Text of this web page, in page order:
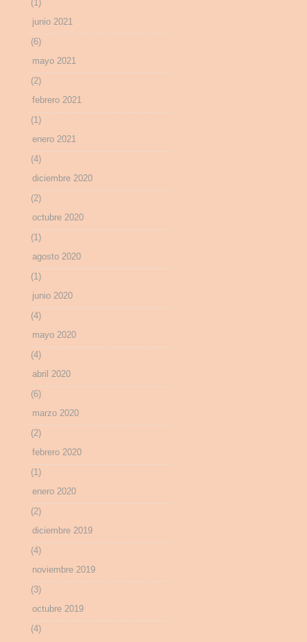
(1)
junio 2021
(6)
mayo 2021
(2)
febrero 2021
(1)
enero 2021
(4)
diciembre 2020
(2)
octubre 2020
(1)
agosto 2020
(1)
junio 2020
(4)
mayo 2020
(4)
abril 2020
(6)
marzo 2020
(2)
febrero 2020
(1)
enero 2020
(2)
diciembre 2019
(4)
noviembre 2019
(3)
octubre 2019
(4)